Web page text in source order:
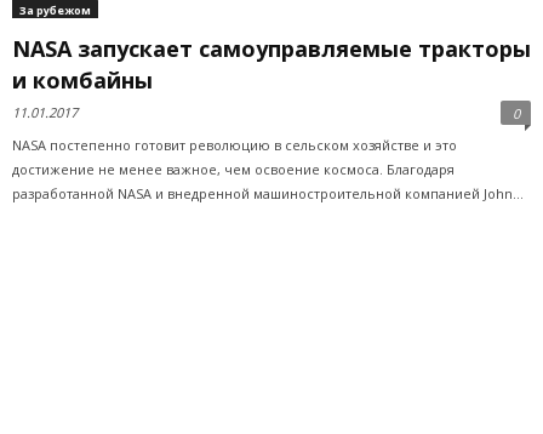
За рубежом
NASA запускает самоуправляемые тракторы
и комбайны
11.01.2017
0
NASA постепенно готовит революцию в сельском хозяйстве и это
достижение не менее важное, чем освоение космоса. Благодаря
разработанной NASA и внедренной машиностроительной компанией John...